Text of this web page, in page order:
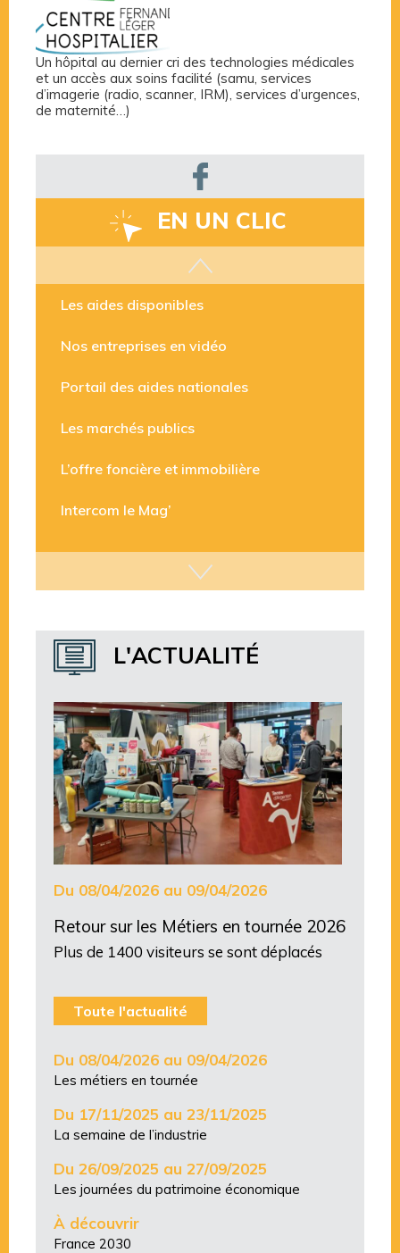
Un hôpital au dernier cri des technologies médicales
et un accès aux soins facilité (samu, services
d’imagerie (radio, scanner, IRM), services d’urgences,
de maternité…)
EN UN CLIC
Les aides disponibles
Nos entreprises en vidéo
Portail des aides nationales
Les marchés publics
L’offre foncière et immobilière
Intercom le Mag’
L'ACTUALITÉ
Du 08/04/2026 au 09/04/2026
Retour sur les Métiers en tournée 2026
Plus de 1400 visiteurs se sont déplacés
Toute l'actualité
Du 08/04/2026 au 09/04/2026
Les métiers en tournée
Du 17/11/2025 au 23/11/2025
La semaine de l’industrie
Du 26/09/2025 au 27/09/2025
Les journées du patrimoine économique
À découvrir
France 2030